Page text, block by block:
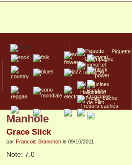
Piquette
Champagne
Immortel
Hallucinex!
Trésors cachés
Culte/Collector
Manhole
Grace Slick
par Francois Branchon le 09/10/2011
Note: 7.0